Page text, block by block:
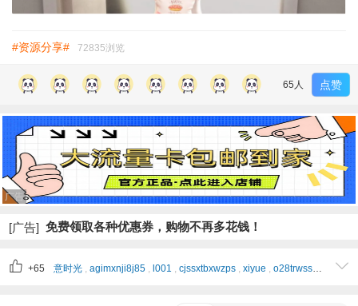
#资源分享# 72835浏览
65人 点赞
广告
[广告] 免费领取各种优惠券，购物不再多花钱！
+65 意时光 , agimxnji8j85 , l001 , cjssxtbxwzps , xiyue , o28trwss4vnt